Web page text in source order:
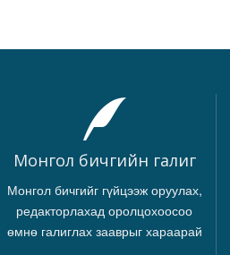
Монгол бичгийн галиг
Монгол бичгийг гүйцээж оруулах,
редакторлахад оролцохоосоо
өмнө галиглах зааврыг хараарай